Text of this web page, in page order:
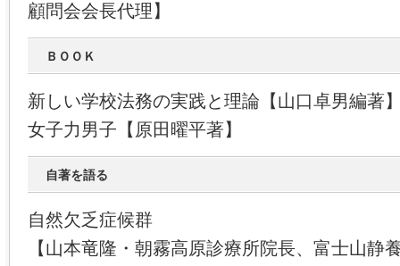
顧問会会長代理】
ＢＯＯＫ
新しい学校法務の実践と理論【山口卓男編著
女子力男子【原田曜平著】
自著を語る
自然欠乏症候群
【山本竜隆・朝霧高原診療所院長、富士山静